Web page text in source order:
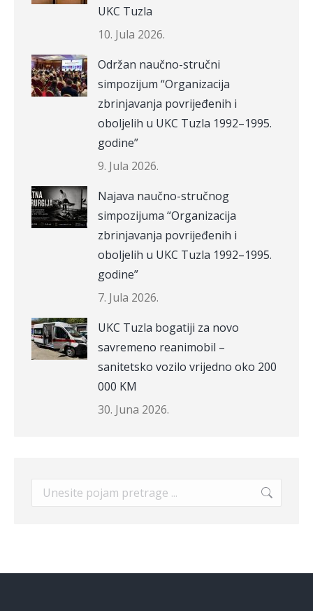
UKC Tuzla
10. Jula 2026.
Održan naučno-stručni
simpozijum “Organizacija
zbrinjavanja povrijeđenih i
oboljelih u UKC Tuzla 1992–1995.
godine”
9. Jula 2026.
Najava naučno-stručnog
simpozijuma “Organizacija
zbrinjavanja povrijeđenih i
oboljelih u UKC Tuzla 1992–1995.
godine”
7. Jula 2026.
UKC Tuzla bogatiji za novo
savremeno reanimobil –
sanitetsko vozilo vrijedno oko 200
000 KM
30. Juna 2026.
Search: